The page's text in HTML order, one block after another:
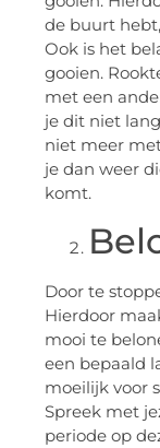
de buurt
Ook is het
gooien.
met een
je dit niet
niet meer
je dan weer
komt.
Door te
Hierdoor
mooi te
een bepaald
moeilijk voor
Spreek met
periode op